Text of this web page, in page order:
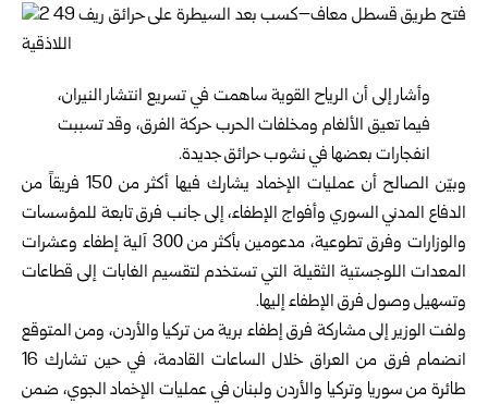
وأشار إلى أن الرياح القوية ساهمت في تسريع انتشار النيران،
فيما تعيق الألغام ومخلفات الحرب حركة الفرق، وقد تسببت
انفجارات بعضها في نشوب حرائق جديدة.
وبيّن الصالح أن عمليات الإخماد يشارك فيها أكثر من 150 فريقاً من
الدفاع المدني السوري وأفواج الإطفاء، إلى جانب فرق تابعة للمؤسسات
والوزارات وفرق تطوعية، مدعومين بأكثر من 300 آلية إطفاء وعشرات
المعدات اللوجستية الثقيلة التي تستخدم لتقسيم الغابات إلى قطاعات
وتسهيل وصول فرق الإطفاء إليها.
ولفت الوزير إلى مشاركة فرق إطفاء برية من تركيا والأردن، ومن المتوقع
انضمام فرق من العراق خلال الساعات القادمة، في حين تشارك 16
طائرة من سوريا وتركيا والأردن ولبنان في عمليات الإخماد الجوي، ضمن